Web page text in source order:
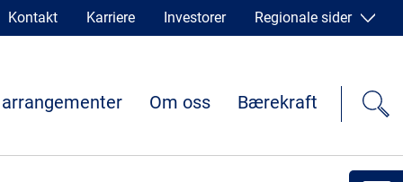
Kontakt Karriere Investorer Regionale sider
Om oss Bærekraft